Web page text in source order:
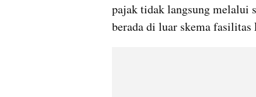
pajak tidak langsung melalui
berada di luar skema fasilitas